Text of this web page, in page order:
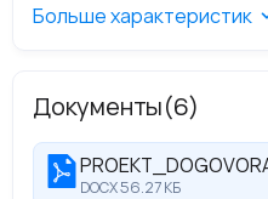
Больше характеристик
Документы(6)
DOCX 56.27 КБ